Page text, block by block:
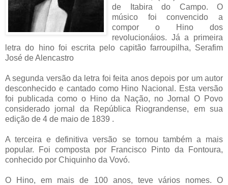
de Itabira do Campo. O
músico foi convencido a
compor o Hino dos
revolucionáios. Já a primeira
letra do hino foi escrita pelo capitão farroupilha, Serafim
José de Alencastro
A segunda versão da letra foi feita anos depois por um autor
desconhecido e cantado como Hino Nacional. Esta versão
foi publicada como o Hino da Nação, no Jornal O Povo
considerado jornal da República Riograndense, em sua
edição de 4 de maio de 1839 .
A terceira e definitiva versão se tornou também a mais
popular. Foi composta por Francisco Pinto da Fontoura,
conhecido por Chiquinho da Vovó.
O Hino, em mais de 100 anos, teve vários nomes. O